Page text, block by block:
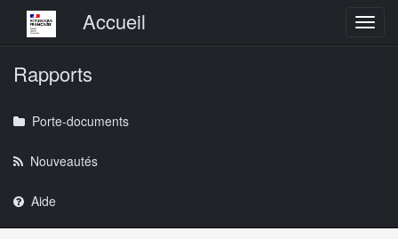
Menu principalAccueil
Rapports
Porte-documents
Nouveautés
Aide